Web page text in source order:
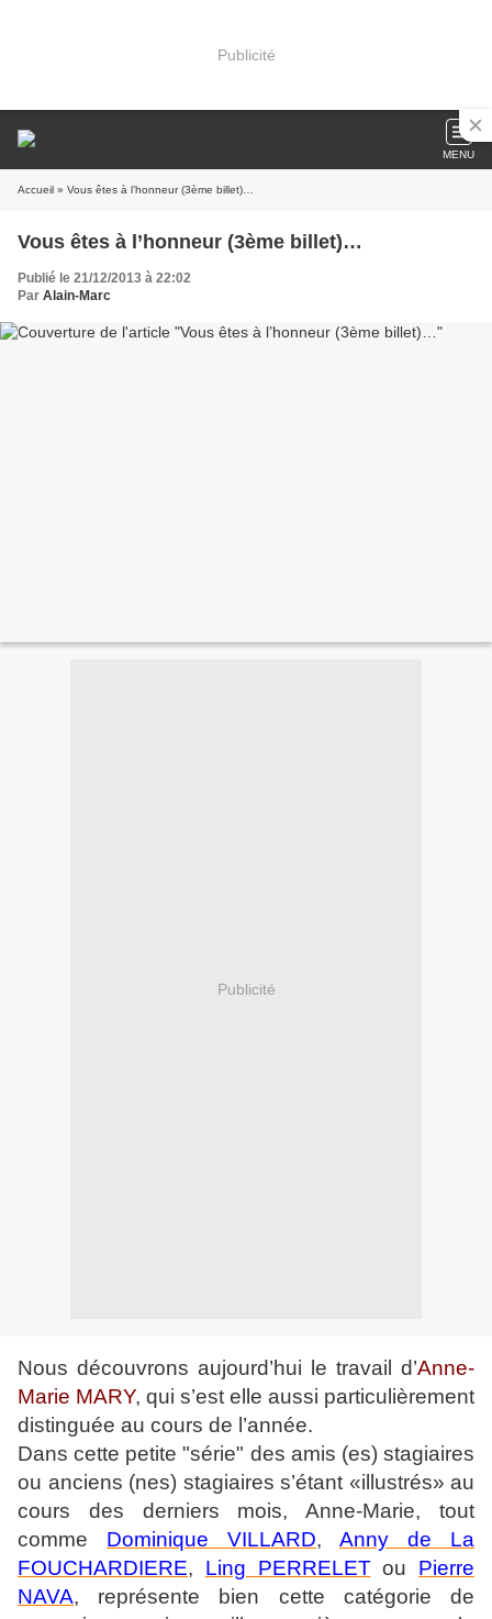
Publicité
MENU
Accueil » Vous êtes à l’honneur (3ème billet)…
Vous êtes à l’honneur (3ème billet)…
Publié le 21/12/2013 à 22:02
Par Alain-Marc
Publicité
Nous découvrons aujourd’hui le travail d’Anne-
Marie MARY, qui s’est elle aussi particulièrement
distinguée au cours de l’année.
Dans cette petite "série" des amis (es) stagiaires
ou anciens (nes) stagiaires s’étant «illustrés» au
cours des derniers mois, Anne-Marie, tout
comme Dominique VILLARD, Anny de La
FOUCHARDIERE, Ling PERRELETou Pierre
NAVA, représente bien cette catégorie de